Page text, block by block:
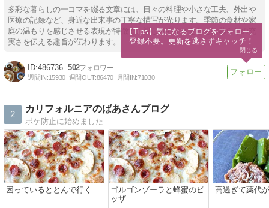
多彩な暮らしの一コマを綴る文章には、日々の料理や小さな工夫、外出や
医療の記録など、身近な出来事の丁寧な描写が光ります。季節の食材や家
庭の温もりを感じさせる表現が特徴で、親しみやすさとともに暮らしの充
実さを伝える趣旨が伝わります。
486736 502
週間IN:15930 週間OUT:86470 月間IN:71030
2
カリフォルニアのばあさんブログ
ボケ防止に始めました
困っているととんで行く
ゴルゴンゾーラと蜂蜜のピ
ッザ
高過ぎて薬代
【Tips】気になるブログをフォロー。
登録不要。更新を逃さずキャッチ！
閉じる